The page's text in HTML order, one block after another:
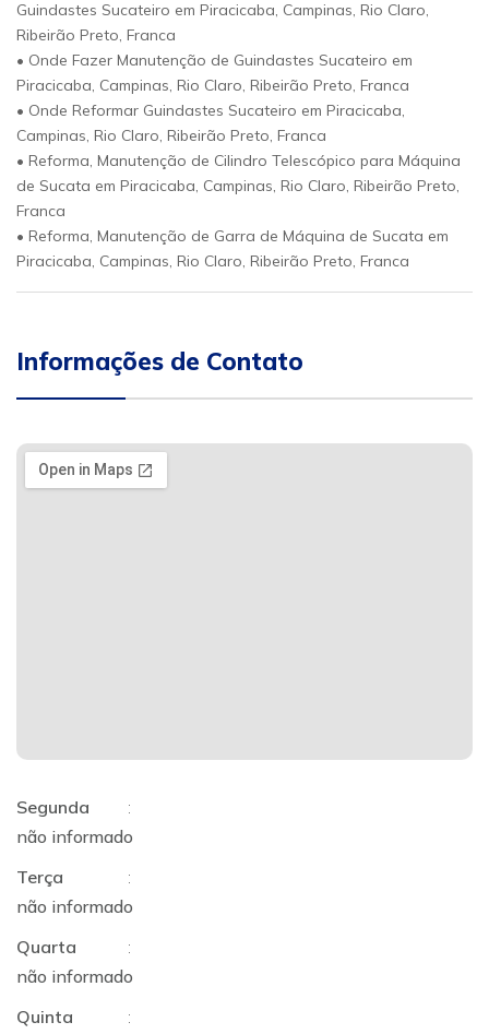
Guindastes Sucateiro em Piracicaba, Campinas, Rio Claro,
Ribeirão Preto, Franca
• Onde Fazer Manutenção de Guindastes Sucateiro em
Piracicaba, Campinas, Rio Claro, Ribeirão Preto, Franca
• Onde Reformar Guindastes Sucateiro em Piracicaba,
Campinas, Rio Claro, Ribeirão Preto, Franca
• Reforma, Manutenção de Cilindro Telescópico para Máquina
de Sucata em Piracicaba, Campinas, Rio Claro, Ribeirão Preto,
Franca
• Reforma, Manutenção de Garra de Máquina de Sucata em
Piracicaba, Campinas, Rio Claro, Ribeirão Preto, Franca
Informações de Contato
Segunda
:
não informado
Terça
:
não informado
Quarta
:
não informado
Quinta
: